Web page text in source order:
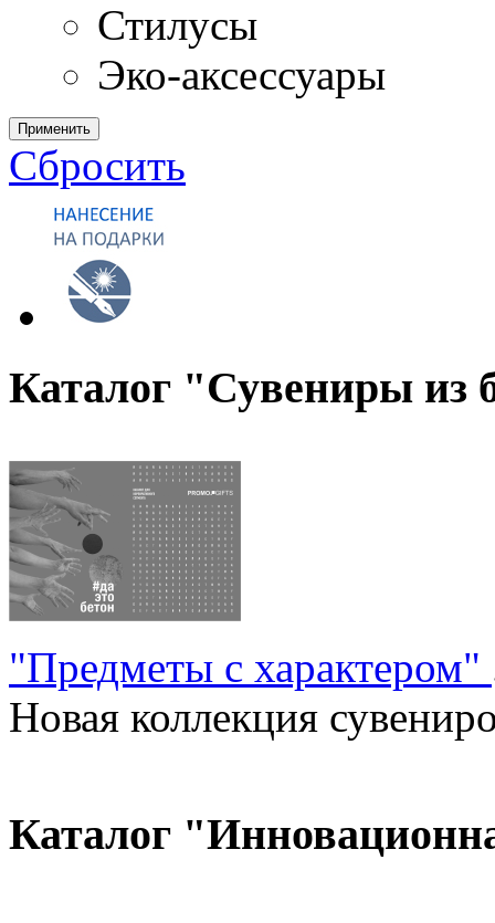
Стилусы
Эко-аксессуары
Применить
Сбросить
Каталог "Сувениры из
"Предметы с характером"
Новая коллекция
Каталог